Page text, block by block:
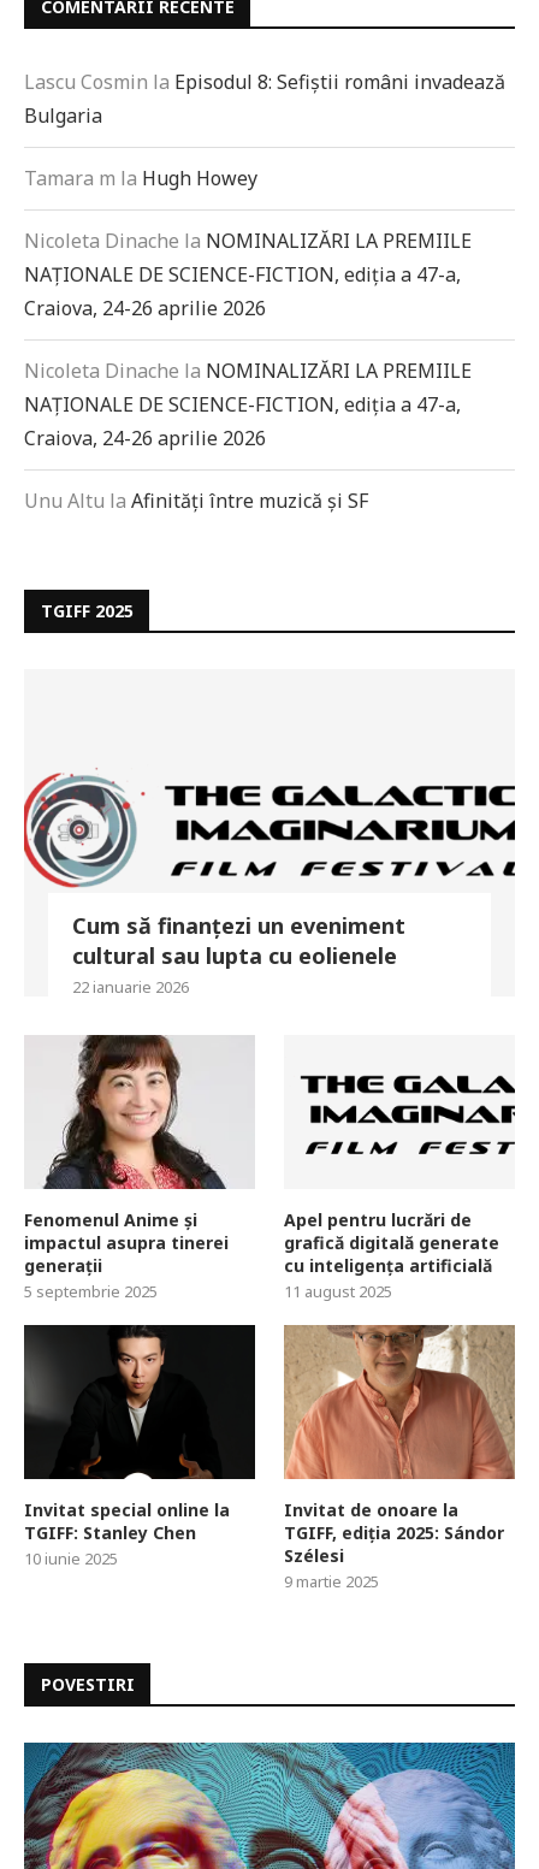
COMENTARII RECENTE
Lascu Cosmin la Episodul 8: Sefiștii români invadează
Bulgaria
Tamara m la Hugh Howey
Nicoleta Dinache la NOMINALIZĂRI LA PREMIILE
NAȚIONALE DE SCIENCE-FICTION, ediția a 47-a,
Craiova, 24-26 aprilie 2026
Nicoleta Dinache la NOMINALIZĂRI LA PREMIILE
NAȚIONALE DE SCIENCE-FICTION, ediția a 47-a,
Craiova, 24-26 aprilie 2026
Unu Altu la Afinități între muzică și SF
TGIFF 2025
Cum să finanțezi un eveniment
cultural sau lupta cu eolienele
22 ianuarie 2026
Fenomenul Anime și
impactul asupra tinerei
generații
5 septembrie 2025
Apel pentru lucrări de
grafică digitală generate
cu inteligența artificială
11 august 2025
Invitat special online la
TGIFF: Stanley Chen
10 iunie 2025
Invitat de onoare la
TGIFF, ediția 2025: Sándor
Szélesi
9 martie 2025
POVESTIRI